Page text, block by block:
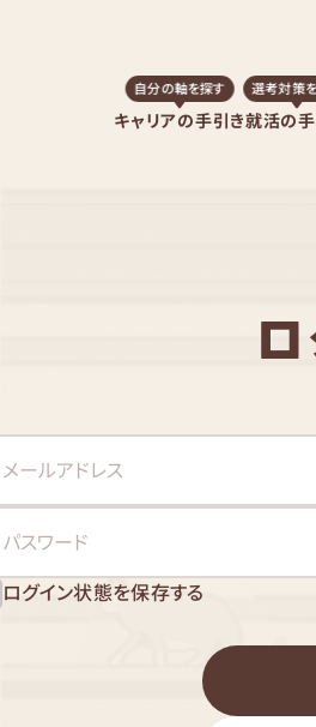
キャリアの手引き
自分の軸を探す
就活の
選考対策
ログイン状態を保存する